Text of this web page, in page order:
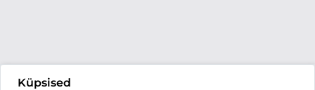
Küpsised